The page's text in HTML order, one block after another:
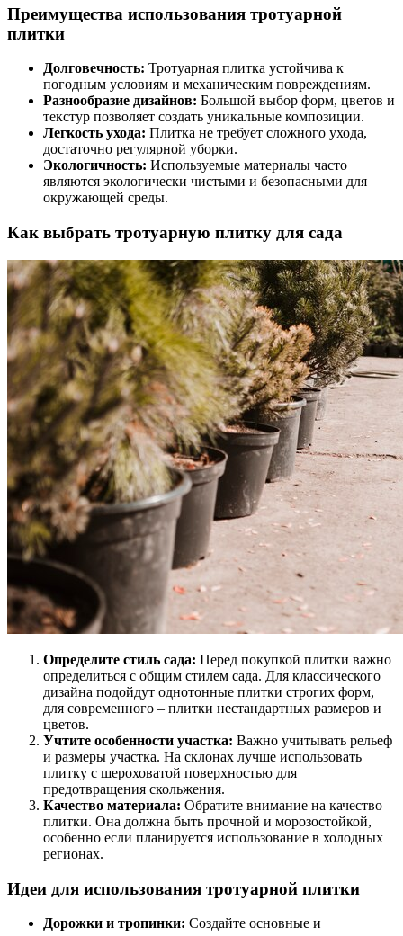
Преимущества использования тротуарной
плитки
Долговечность: Тротуарная плитка устойчива к
погодным условиям и механическим повреждениям.
Разнообразие дизайнов: Большой выбор форм, цветов и
текстур позволяет создать уникальные композиции.
Легкость ухода: Плитка не требует сложного ухода,
достаточно регулярной уборки.
Экологичность: Используемые материалы часто
являются экологически чистыми и безопасными для
окружающей среды.
Как выбрать тротуарную плитку для сада
Определите стиль сада: Перед покупкой плитки важно
определиться с общим стилем сада. Для классического
дизайна подойдут однотонные плитки строгих форм,
для современного – плитки нестандартных размеров и
цветов.
Учтите особенности участка: Важно учитывать рельеф
и размеры участка. На склонах лучше использовать
плитку с шероховатой поверхностью для
предотвращения скольжения.
Качество материала: Обратите внимание на качество
плитки. Она должна быть прочной и морозостойкой,
особенно если планируется использование в холодных
регионах.
Идеи для использования тротуарной плитки
Дорожки и тропинки: Создайте основные и